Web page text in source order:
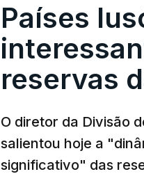
Países
reservas
O diretor da Divisão
salientou hoje a
significativo" das